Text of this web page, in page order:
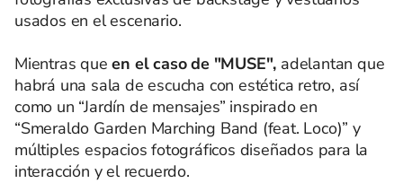
usados en el escenario.
Mientras queen el caso de "MUSE", adelantan que
habrá una sala de escucha con estética retro, así
como un “Jardín de mensajes” inspirado en
“Smeraldo Garden Marching Band (feat. Loco)” y
múltiples espacios fotográficos diseñados para la
interacción y el recuerdo.